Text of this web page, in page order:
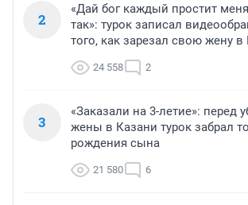
2
«Дай бог каждый простит
так»: турок записал
того, как зарезал свою жену в
24 558 2
3
«Заказали на 3-летие»: перед
жены в Казани турок забрал
рождения сына
21 580 6